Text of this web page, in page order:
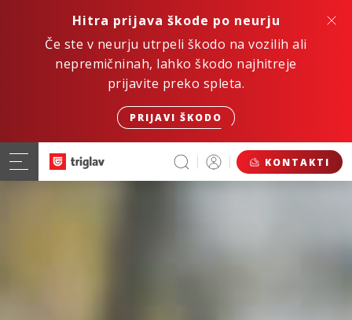
Hitra prijava škode po neurju
Če ste v neurju utrpeli škodo na vozilih ali
nepremičninah, lahko škodo najhitreje
prijavite preko spleta.
PRIJAVI ŠKODO
KONTAKTI